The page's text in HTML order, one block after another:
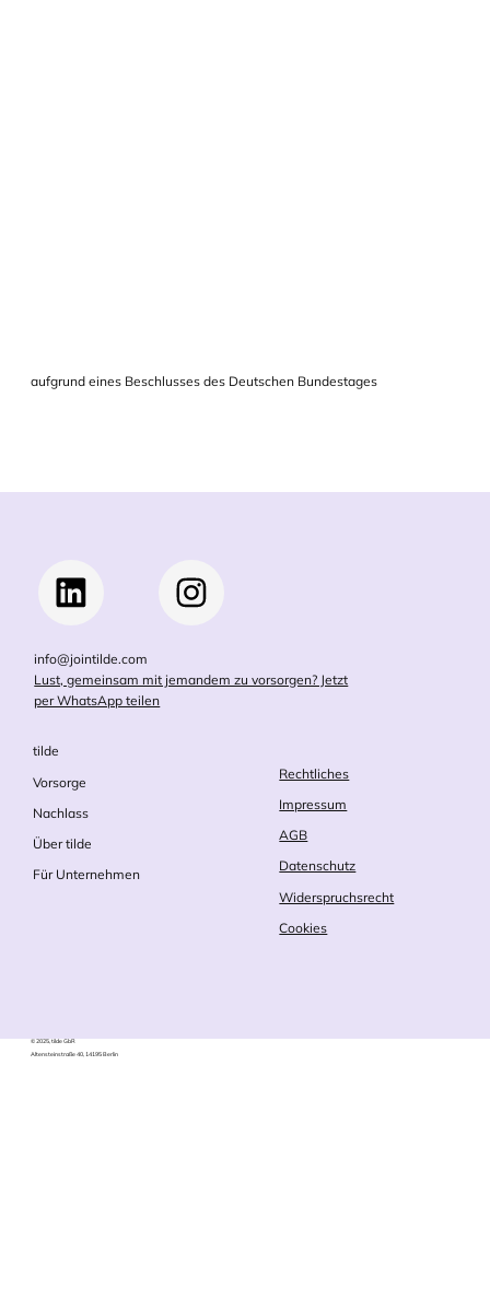
aufgrund eines Beschlusses des Deutschen Bundestages
tilde
Vorsorge
Nachlass
Über tilde
Für Unternehmen
Rechtliches
Impressum
AGB
Datenschutz
Widerspruchsrecht
Cookies
info@jointilde.com
Lust, gemeinsam mit jemandem zu vorsorgen? Jetzt
per WhatsApp teilen
© 2025, tilde GbR
Altensteinstraße 40, 14195 Berlin